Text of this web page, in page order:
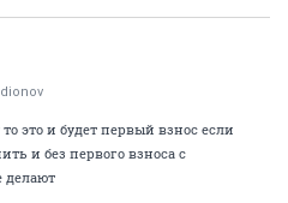
это и будет первый взнос если
и без первого взноса с
делают